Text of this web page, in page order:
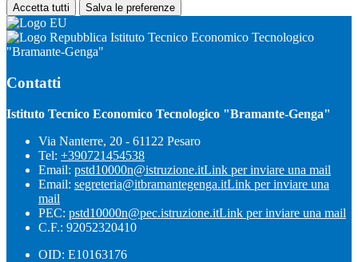
Accetta tutti Salva le preferenze
Istituto Tecnico Economico Tecnologico
"Bramante-Genga"
Contatti
Istituto Tecnico Economico Tecnologico "Bramante-Genga"
Via Nanterre, 20 - 61122 Pesaro
Tel: +390721454538
Email: pstd10000n@istruzione.itLink per inviare una mail
Email: segreteria@itbramantegenga.itLink per inviare una
mail
PEC: pstd10000n@pec.istruzione.itLink per inviare una mail
C.F.: 92052320410
OID: E10163176